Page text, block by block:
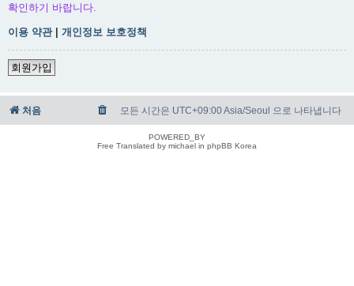
확인하기 바랍니다.
이용 약관| 개인정보 보호정책
회원가입
처음 모든 시간은 UTC+09:00 Asia/Seoul 으로 나타냅니다
POWERED_BY
Free Translated by michael in phpBB Korea